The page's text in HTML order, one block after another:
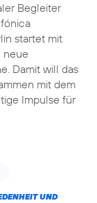
Begleiter
startet mit
neue
Damit will das
mit dem
Impulse für
UND